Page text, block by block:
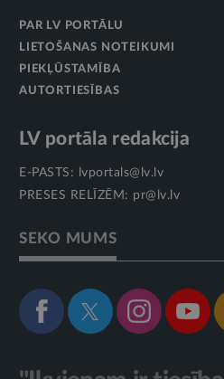
PAR LV PORTĀLU
LIETOŠANAS NOTEIKUMI
PIEKĻŪSTAMĪBA
AUTORTIESĪBAS
LV portāla redakcija
E-PASTS:
lvportals@lv.lv
PRESES RELĪZĒM: pr@lv.lv
SEKO MUMS